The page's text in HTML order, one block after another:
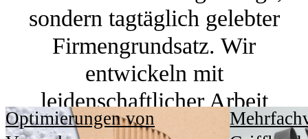
sondern tagtäglich gelebter
Firmengrundsatz. Wir
entwickeln mit
leidenschaftlicher Arbeit
regelmäßig durchdachte und
Optimierungen von